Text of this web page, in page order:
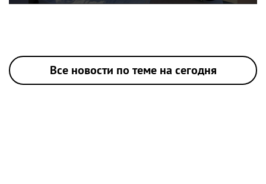
Все новости по теме на сегодня